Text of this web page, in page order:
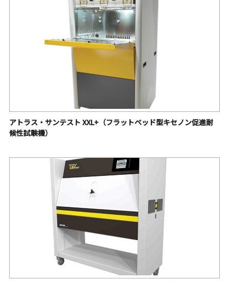
アトラス・サンテスト XXL+（フラットベッド型キセノン促進耐
候性試験機）